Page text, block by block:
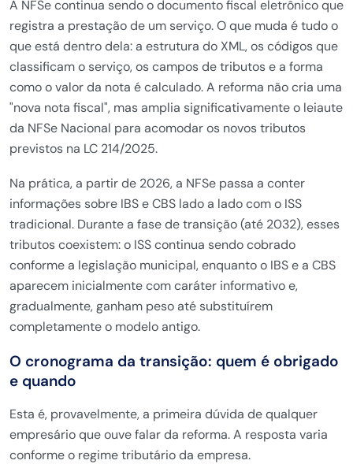
A NFSe continua sendo o documento fiscal eletrônico que
registra a prestação de um serviço. O que muda é tudo o
que está dentro dela: a estrutura do XML, os códigos que
classificam o serviço, os campos de tributos e a forma
como o valor da nota é calculado. A reforma não cria uma
"nova nota fiscal", mas amplia significativamente o leiaute
da NFSe Nacional para acomodar os novos tributos
previstos na LC 214/2025.
Na prática, a partir de 2026, a NFSe passa a conter
informações sobre IBS e CBS lado a lado com o ISS
tradicional. Durante a fase de transição (até 2032), esses
tributos coexistem: o ISS continua sendo cobrado
conforme a legislação municipal, enquanto o IBS e a CBS
aparecem inicialmente com caráter informativo e,
gradualmente, ganham peso até substituírem
completamente o modelo antigo.
O cronograma da transição: quem é obrigado
e quando
Esta é, provavelmente, a primeira dúvida de qualquer
empresário que ouve falar da reforma. A resposta varia
conforme o regime tributário da empresa.